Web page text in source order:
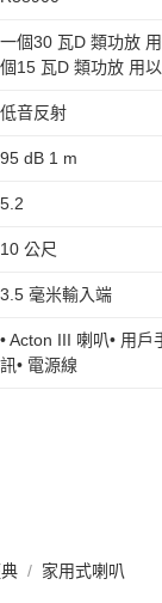
一個30 瓦D 類功放
個15 瓦D 類功放 用
低音反射
95 dB 1 m
5.2
10 公尺
3.5 毫米輸入端
• Acton III 喇叭• 用
訊• 電源線
家用式喇叭